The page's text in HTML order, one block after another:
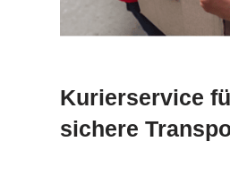
Kurierservice
sichere